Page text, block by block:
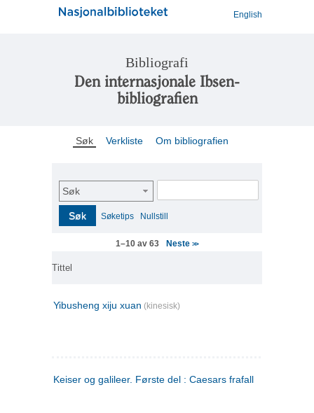
English
Bibliografi
Den internasjonale Ibsen-
bibliografien
Søk Verkliste Om bibliografien
Søk
Søk Søketips Nullstill
1–10 av 63 Neste>>
Tittel
Yibusheng xiju xuan (kinesisk)
Keiser og galileer. Første del : Caesars frafall